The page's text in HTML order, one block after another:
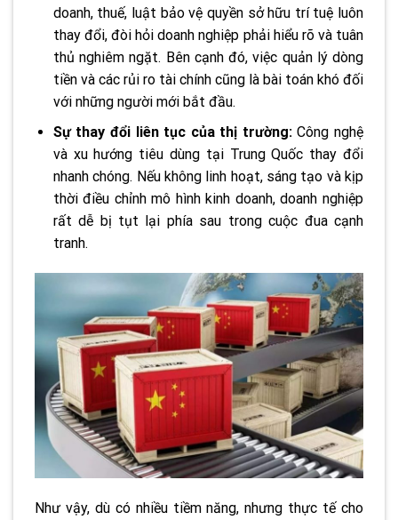
doanh, thuế, luật bảo vệ quyền sở hữu trí tuệ luôn
thay đổi, đòi hỏi doanh nghiệp phải hiểu rõ và tuân
thủ nghiêm ngặt. Bên cạnh đó, việc quản lý dòng
tiền và các rủi ro tài chính cũng là bài toán khó đối
với những người mới bắt đầu.
Sự thay đổi liên tục của thị trường:Công nghệ
và xu hướng tiêu dùng tại Trung Quốc thay đổi
nhanh chóng. Nếu không linh hoạt, sáng tạo và kịp
thời điều chỉnh mô hình kinh doanh, doanh nghiệp
rất dễ bị tụt lại phía sau trong cuộc đua cạnh
tranh.
Như vậy, dù có nhiều tiềm năng, nhưng thực tế cho